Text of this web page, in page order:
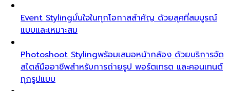
Event Stylingมั่นใจในทุกโอกาสสำคัญ ด้วยลุคที่สมบูรณ์
แบบและเหมาะสม
Photoshoot Stylingพร้อมเสมอหน้ากล้อง ด้วยบริการจัด
สไตล์มืออาชีพสำหรับการถ่ายรูป พอร์ตเทรต และคอนเทนต์
ทุกรูปแบบ